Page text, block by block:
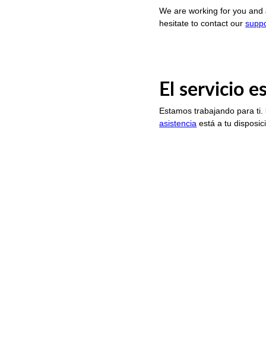
We are working for you
hesitate to contact our
El servicio
Estamos trabajando para
asistencia está a tu